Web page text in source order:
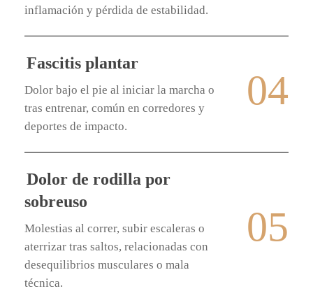
inflamación y pérdida de estabilidad.
Fascitis plantar
Dolor bajo el pie al iniciar la marcha o
tras entrenar, común en corredores y
deportes de impacto.
04
Dolor de rodilla por
sobreuso
Molestias al correr, subir escaleras o
aterrizar tras saltos, relacionadas con
desequilibrios musculares o mala
técnica.
05